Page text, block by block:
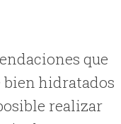
que
bien hidratados
realizar